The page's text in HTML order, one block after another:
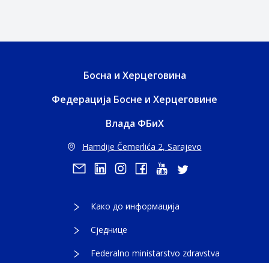
Босна и Херцеговина
Федерација Босне и Херцеговине
Влада ФБиХ
Hamdije Čemerlića 2, Sarajevo
Како до информација
Сједнице
Federalno ministarstvo zdravstva